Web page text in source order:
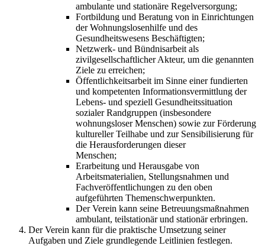
ambulante und stationäre Regelversorgung;
Fortbildung und Beratung von in Einrichtungen
der Wohnungslosenhilfe und des
Gesundheitswesens Beschäftigten;
Netzwerk- und Bündnisarbeit als
zivilgesellschaftlicher Akteur, um die genannten
Ziele zu erreichen;
Öffentlichkeitsarbeit im Sinne einer fundierten
und kompetenten Informationsvermittlung der
Lebens- und speziell Gesundheitssituation
sozialer Randgruppen (insbesondere
wohnungsloser Menschen) sowie zur Förderung
kultureller Teilhabe und zur Sensibilisierung für
die Herausforderungen dieser
Menschen;
Erarbeitung und Herausgabe von
Arbeitsmaterialien, Stellungsnahmen und
Fachveröffentlichungen zu den oben
aufgeführten Themenschwerpunkten.
Der Verein kann seine Betreuungsmaßnahmen
ambulant, teilstationär und stationär erbringen.
Der Verein kann für die praktische Umsetzung seiner
Aufgaben und Ziele grundlegende Leitlinien festlegen.